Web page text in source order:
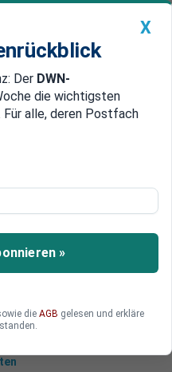
Geldanlage Premium
China
an: Zahl der
stehen die
auf Erholung: Die
kräftig.
X
Der DWN-
die wichtigsten
alle, deren Postfach
»
die AGB gelesen und erkläre